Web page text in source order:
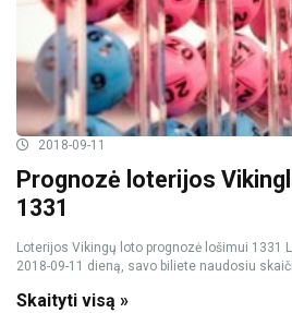
2018-09-11
Prognozė loterijos
1331
Loterijos Vikingų loto prognozė lošimui 1331
2018-09-11 dieną, savo biliete naudosiu
Skaityti visą »